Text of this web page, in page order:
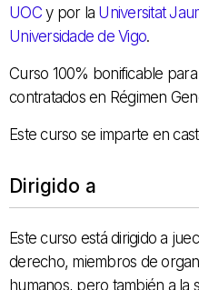
UOCy por la Universitat
Universidade de Vigo.
Curso 100% bonificable
contratados en Régimen
Este curso se imparte en
Dirigido a
Este curso está dirigido a
derecho, miembros de
humanos, pero también a la